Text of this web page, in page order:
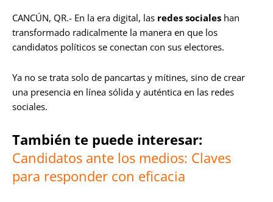
CANCÚN, QR.- En la era digital, las redes sociales han
transformado radicalmente la manera en que los
candidatos políticos se conectan con sus electores.
Ya no se trata solo de pancartas y mítines, sino de crear
una presencia en línea sólida y auténtica en las redes
sociales.
También te puede interesar:
Candidatos ante los medios: Claves
para responder con eficacia